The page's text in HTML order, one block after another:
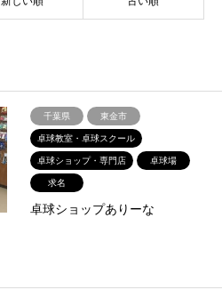
千葉県
東金市
卓球教室・卓球スクール
卓球ショップ・専門店
卓球場
求名
卓球ショップありーな